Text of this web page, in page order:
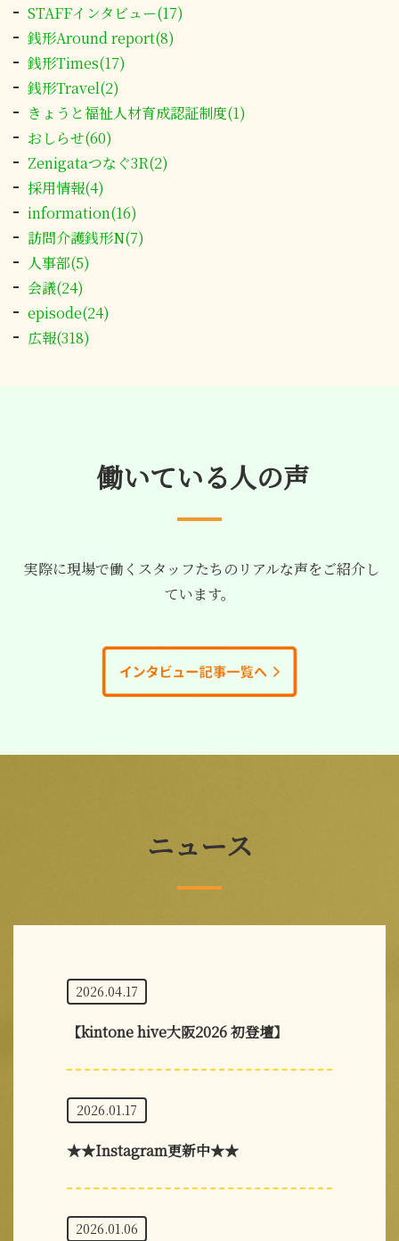
STAFFインタビュー(17)
銭形Around report(8)
銭形Times(17)
銭形Travel(2)
きょうと福祉人材育成認証制度(1)
おしらせ(60)
Zenigataつなぐ3R(2)
採用情報(4)
information(16)
訪問介護銭形N(7)
人事部(5)
会議(24)
episode(24)
広報(318)
働いている人の声
実際に現場で働くスタッフたちのリアルな声をご紹介し
ています。
ニュース
2026.04.17
【kintone hive大阪2026 初登壇】
2026.01.17
★★Instagram更新中★★
2026.01.06